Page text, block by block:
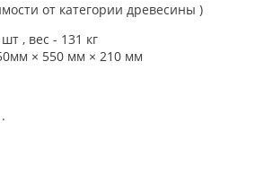
от категории древесины )
, вес - 131 кг
× 550 мм × 210 мм